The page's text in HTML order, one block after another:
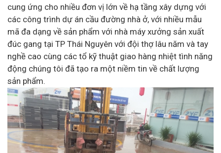
cung ứng cho nhiều đơn vị lớn về hạ tầng xây dựng với
các công trình dự án cầu đường nhà ở, với nhiều mẫu
mã đa dạng về sản phẩm với nhà máy xưởng sản xuất
đúc gang tại TP Thái Nguyên với đội thợ lâu năm và tay
nghề cao cùng các tổ kỹ thuật giao hàng nhiệt tình năng
động chúng tôi đã tạo ra một niềm tin về chất lượng
sản phẩm.